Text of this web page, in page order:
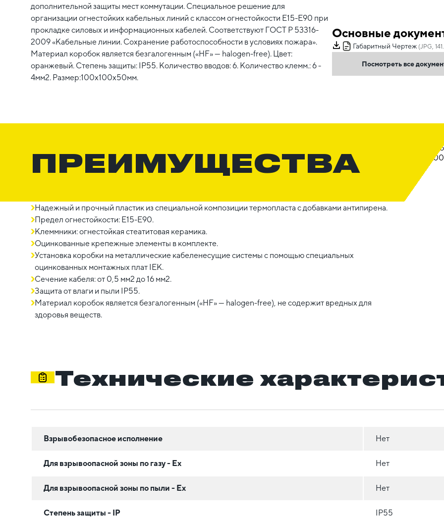
дополнительной защиты мест коммутации. Специальное решение для
организации огнестойких кабельных линий с классом огнестойкости Е15-Е90 при
прокладке силовых и информационных кабелей. Соответствуют ГОСТ Р 53316-
2009 «Кабельные линии. Сохранение работоспособности в условиях пожара».
Материал коробок является безгалогенным («HF» — halogen-free). Цвет:
оранжевый. Степень защиты: IP55. Количество вводов: 6. Количество клемм.: 6 -
4мм2. Размер:100х100х50мм.
Основные
Габаритный Чертеж (JPG,
Посмотреть все
ПРЕИМУЩЕСТВА
Надежный и прочный пластик из специальной композиции термопласта с добавками антипирена.
Предел огнестойкости: E15-E90.
Клеммники: огнестойкая стеатитовая керамика.
Оцинкованные крепежные элементы в комплекте.
Установка коробки на металлические кабеленесущие системы с помощью специальных
оцинкованных монтажных плат IEK.
Сечение кабеля: от 0,5 мм2 до 16 мм2.
Защита от влаги и пыли IP55.
Материал коробок является безгалогенным («HF» — halogen-free), не содержит вредных для
здоровья веществ.
Технические
Взрывобезопасное исполнение Нет
Для взрывоопасной зоны по газу - Ex Нет
Для взрывоопасной зоны по пыли - Ex Нет
Степень защиты - IP IP55